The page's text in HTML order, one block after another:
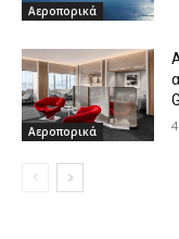
Αεροπορικά
Αεροπορικά